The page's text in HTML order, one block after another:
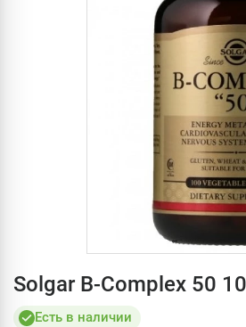
Solgar B-Complex 50
Есть в наличии